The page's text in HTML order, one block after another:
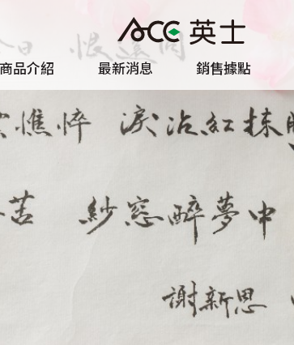
品介紹 最新消息 銷售據點